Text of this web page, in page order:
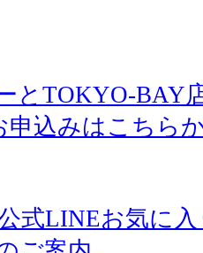
とTOKYO-BAY
申込みはこちら
式LINEお気に